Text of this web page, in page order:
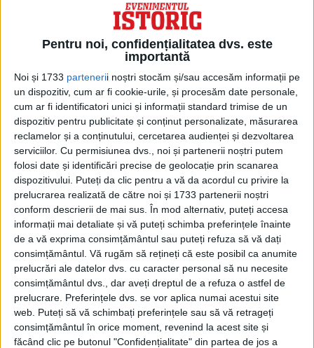
Pentru noi, confidențialitatea dvs. este
importantă
Noi și 1733 partenerii noștri stocăm și/sau accesăm informații pe
un dispozitiv, cum ar fi cookie-urile, și procesăm date personale,
cum ar fi identificatori unici și informații standard trimise de un
dispozitiv pentru publicitate și conținut personalizate, măsurarea
reclamelor și a conținutului, cercetarea audienței și dezvoltarea
serviciilor. Cu permisiunea dvs., noi și partenerii noștri putem
folosi date și identificări precise de geolocație prin scanarea
dispozitivului. Puteți da clic pentru a vă da acordul cu privire la
prelucrarea realizată de către noi și 1733 partenerii noștri
conform descrierii de mai sus. În mod alternativ, puteți accesa
informații mai detaliate și vă puteți schimba preferințele înainte
de a vă exprima consimțământul sau puteți refuza să vă dați
consimțământul. Vă rugăm să rețineți că este posibil ca anumite
prelucrări ale datelor dvs. cu caracter personal să nu necesite
consimțământul dvs., dar aveți dreptul de a refuza o astfel de
prelucrare. Preferințele dvs. se vor aplica numai acestui site
web. Puteți să vă schimbați preferințele sau să vă retrageți
consimțământul în orice moment, revenind la acest site și
făcând clic pe butonul "Confidențialitate" din partea de jos a
ARTICOLE ONLINE
Din Arhiva PCR. Guță ia puterea în Caracal. Documente
Tovarăşul Marin Guţă a fost prim-secretar PCR al oraşului
Caracal din 1971 până în 1979, ceea...
ARTICOLE ONLINE
În loc să facă pe sfântul Vasile Luca, a recunoscut că o
apucase pe o cale criminală. Document
Vasile Luca spunea, la un interogatoriu din 13 martie 1954,
că a fost conşient că punerea...